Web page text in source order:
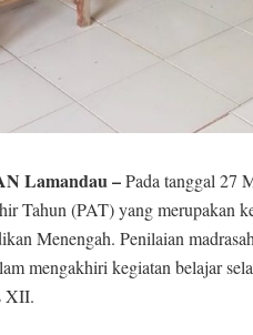
Lamandau –Pada tanggal 27
Tahun (PAT) yang merupakan
Menengah. Penilaian
mengakhiri kegiatan belajar
XII.